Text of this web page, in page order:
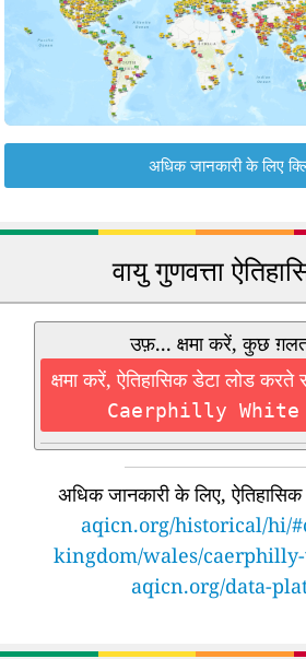
अधिक जानकारी के लिए
वायु गुणवत्ता
उफ़... क्षमा करें, कुछ ग़लत
क्षमा करें, ऐतिहासिक डेटा लोड
Caerphilly
अधिक जानकारी के लिए,
aqicn.org/historical/hi/
kingdom/wales/
aqicn.org/data-